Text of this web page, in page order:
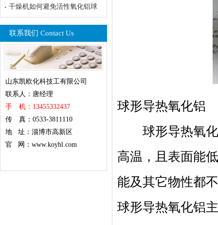
干燥机如何避免活性氧化铝球
联系我们 Contact Us
山东凯欧化科技工有限公司
联系人：唐经理
手 机：13455332437
传 真：0533-3811110
地 址：淄博市高新区
官 网：www.koyhl.com
球形导热氧化铝
球形导热氧化
高温，且表面能
能及其它物性都
球形导热氧化铝